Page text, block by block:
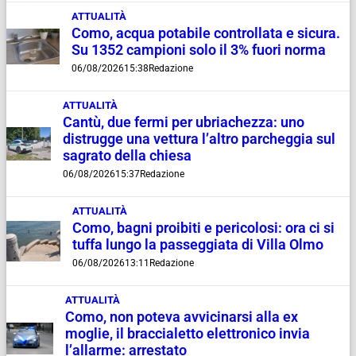
ATTUALITÀ
Como, acqua potabile controllata e sicura.
Su 1352 campioni solo il 3% fuori norma
06/08/202615:38 Redazione
ATTUALITÀ
Cantù, due fermi per ubriachezza: uno
distrugge una vettura l’altro parcheggia sul
sagrato della chiesa
06/08/202615:37Redazione
ATTUALITÀ
Como, bagni proibiti e pericolosi: ora ci si
tuffa lungo la passeggiata di Villa Olmo
06/08/202613:11 Redazione
ATTUALITÀ
Como, non poteva avvicinarsi alla ex
moglie, il braccialetto elettronico invia
l’allarme: arrestato